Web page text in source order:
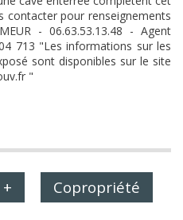
contacter pour renseignements
- 06.63.53.13.48 - Agent
713 "Les informations sur les
sont disponibles sur le site
"
Copropriété